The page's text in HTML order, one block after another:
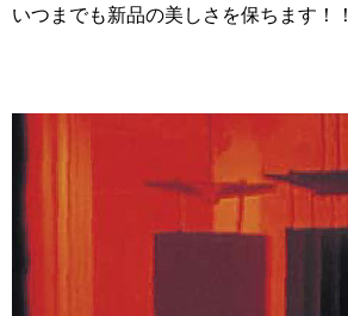
いつまでも新品の美しさを保ちます！！